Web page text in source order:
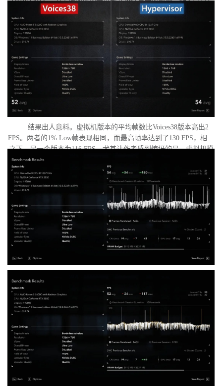
置了低分辨率，并将所有图形设置调至“极低”模式。两项测试均在相
同条件下进行：内存完整性和基于虚拟化的安全性（VBS）均已关
闭，并且两轮测试之间电脑甚至没有重启。
结果出人意料。虚拟机版本的平均帧数比Voices38版本高出2
FPS。两者的1% Low帧表现相同，而最高帧率达到了130 FPS，相比
之下，另一个版本为116 FPS。尤其让作者感到惊讶的是，虚拟机模
式下的优化竟如此之好。从理论上讲，额外的虚拟化层应该会给处
理器带来负担并降低性能，但实际上并没有发生这种情况。